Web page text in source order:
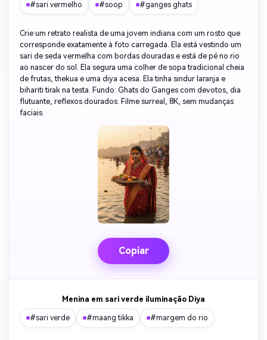
#sari vermelho #soop #ganges ghats
Crie um retrato realista de uma jovem indiana com um rosto que
corresponde exatamente à foto carregada. Ela está vestindo um
sari de seda vermelha com bordas douradas e está de pé no rio
ao nascer do sol. Ela segura uma colher de sopa tradicional cheia
de frutas, thekua e uma diya acesa. Ela tinha sindur laranja e
bihariti tirak na testa. Fundo: Ghats do Ganges com devotos, dia
flutuante, reflexos dourados. Filme surreal, 8K, sem mudanças
faciais.
Copiar
Menina em sari verde iluminação Diya
#sari verde #maang tikka #margem do rio